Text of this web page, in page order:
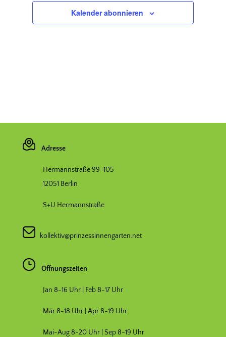
Kalender abonnieren
Adresse
Hermannstraße 99-105
12051 Berlin
S+U Hermannstraße
kollektiv@prinzessinnengarten.net
Öffnungszeiten
Jan 8-16 Uhr | Feb 8-17 Uhr
Mär 8-18 Uhr | Apr 8-19 Uhr
Mai-Aug 8-20 Uhr | Sep 8-19 Uhr